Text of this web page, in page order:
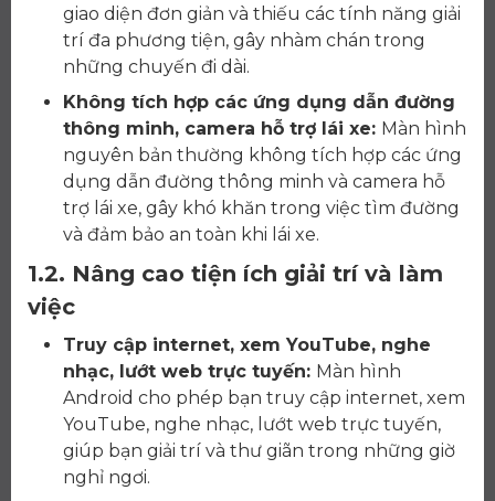
giao diện đơn giản và thiếu các tính năng giải
trí đa phương tiện, gây nhàm chán trong
những chuyến đi dài.
Không tích hợp các ứng dụng dẫn đường
thông minh, camera hỗ trợ lái xe: Màn hình
nguyên bản thường không tích hợp các ứng
dụng dẫn đường thông minh và camera hỗ
trợ lái xe, gây khó khăn trong việc tìm đường
và đảm bảo an toàn khi lái xe.
1.2. Nâng cao tiện ích giải trí và làm
việc
Truy cập internet, xem YouTube, nghe
nhạc, lướt web trực tuyến: Màn hình
Android cho phép bạn truy cập internet, xem
YouTube, nghe nhạc, lướt web trực tuyến,
giúp bạn giải trí và thư giãn trong những giờ
nghỉ ngơi.